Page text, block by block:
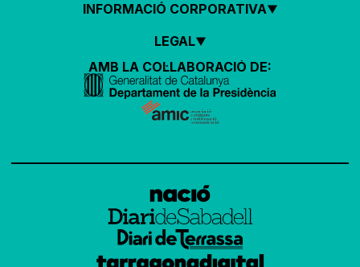
INFORMACIÓ CORPORATIVA
LEGAL
AMB LA COL·LABORACIÓ DE: